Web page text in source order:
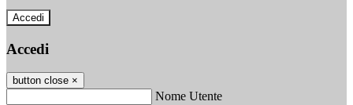
Accedi
Accedi
button close ×
Nome Utente